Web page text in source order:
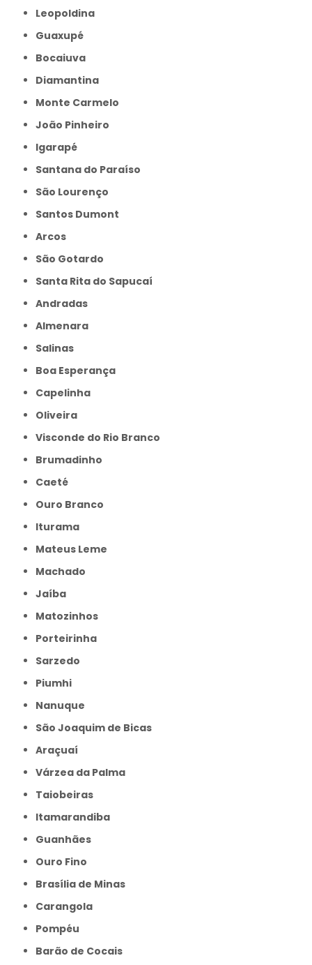
Leopoldina
Guaxupé
Bocaiuva
Diamantina
Monte Carmelo
João Pinheiro
Igarapé
Santana do Paraíso
São Lourenço
Santos Dumont
Arcos
São Gotardo
Santa Rita do Sapucaí
Andradas
Almenara
Salinas
Boa Esperança
Capelinha
Oliveira
Visconde do Rio Branco
Brumadinho
Caeté
Ouro Branco
Iturama
Mateus Leme
Machado
Jaíba
Matozinhos
Porteirinha
Sarzedo
Piumhi
Nanuque
São Joaquim de Bicas
Araçuaí
Várzea da Palma
Taiobeiras
Itamarandiba
Guanhães
Ouro Fino
Brasília de Minas
Carangola
Pompéu
Barão de Cocais